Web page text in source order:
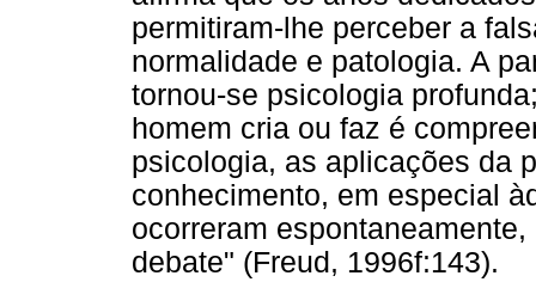
permitiram-lhe perceber a
normalidade e patologia. A
tornou-se psicologia
homem cria ou faz é
psicologia, as aplicações da
conhecimento, em especial
ocorreram
debate" (Freud, 1996f:143).